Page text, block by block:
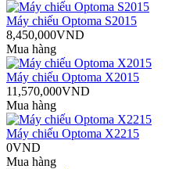
Máy chiếu Optoma S2015
8,450,000VND
Mua hàng
Máy chiếu Optoma X2015
11,570,000VND
Mua hàng
Máy chiếu Optoma X2215
0VND
Mua hàng